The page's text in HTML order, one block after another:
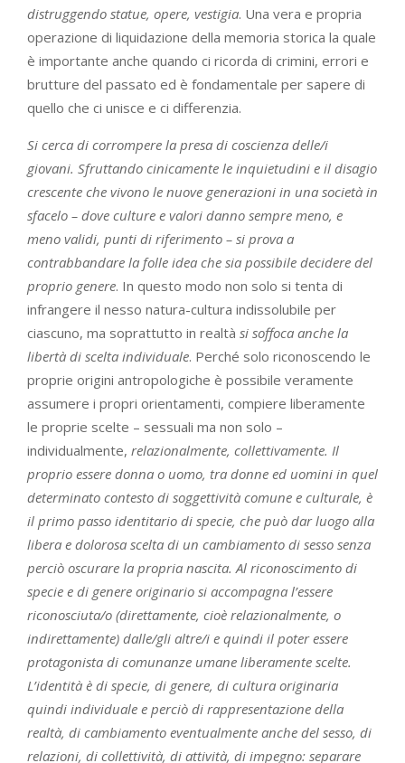
distruggendo statue, opere, vestigia. Una vera e propria
operazione di liquidazione della memoria storica la quale
è importante anche quando ci ricorda di crimini, errori e
brutture del passato ed è fondamentale per sapere di
quello che ci unisce e ci differenzia.
Si cerca di corrompere la presa di coscienza delle/i
giovani. Sfruttando cinicamente le inquietudini e il disagio
crescente che vivono le nuove generazioni in una società in
sfacelo – dove culture e valori danno sempre meno, e
meno validi, punti di riferimento – si prova a
contrabbandare la folle idea che sia possibile decidere del
proprio genere. In questo modo non solo si tenta di
infrangere il nesso natura-cultura indissolubile per
ciascuno, ma soprattutto in realtà si soffoca anche la
libertà di scelta individuale. Perché solo riconoscendo le
proprie origini antropologiche è possibile veramente
assumere i propri orientamenti, compiere liberamente
le proprie scelte – sessuali ma non solo –
individualmente, relazionalmente, collettivamente. Il
proprio essere donna o uomo, tra donne ed uomini in quel
determinato contesto di soggettività comune e culturale, è
il primo passo identitario di specie, che può dar luogo alla
libera e dolorosa scelta di un cambiamento di sesso senza
perciò oscurare la propria nascita. Al riconoscimento di
specie e di genere originario si accompagna l’essere
riconosciuta/o (direttamente, cioè relazionalmente, o
indirettamente) dalle/gli altre/i e quindi il poter essere
protagonista di comunanze umane liberamente scelte.
L’identità è di specie, di genere, di cultura originaria
quindi individuale e perciò di rappresentazione della
realtà, di cambiamento eventualmente anche del sesso, di
relazioni, di collettività, di attività, di impegno: separare